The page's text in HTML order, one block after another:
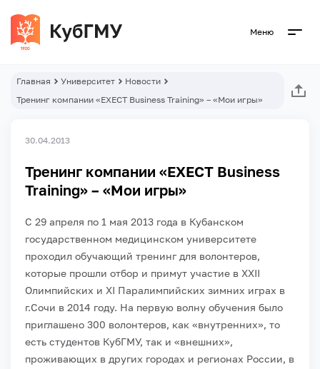
Меню
Главная Университет
Новости
Тренинг компании «EXECT Business Training» – «Мои игры»
30.04.2013
Тренинг компании «EXECT Business
Training» – «Мои игры»
С 29 апреля по 1 мая 2013 года в Кубанском
государственном медицинском университете
проходил обучающий тренинг для волонтеров,
которые прошли отбор и примут участие в XXII
Олимпийских и XI Паралимпийских зимних играх в
г.Сочи в 2014 году. На первую волну обучения было
приглашено 300 волонтеров, как «внутренних», то
есть студентов КубГМУ, так и «внешних»,
проживающих в других городах и регионах России, в